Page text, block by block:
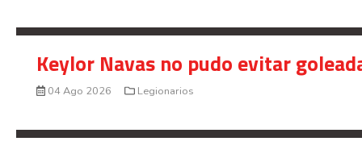
Keylor Navas no pudo evitar
04 Ago 2026 Legionarios